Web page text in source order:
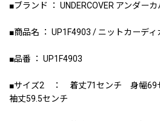
■ブランド ： UNDERCOVER アンダーカ
■商品名 ： UP1F4903 / ニットカーディ
■品番 ： UP1F4903
■サイズ2 ： 着丈71センチ 身幅69
袖丈59.5センチ